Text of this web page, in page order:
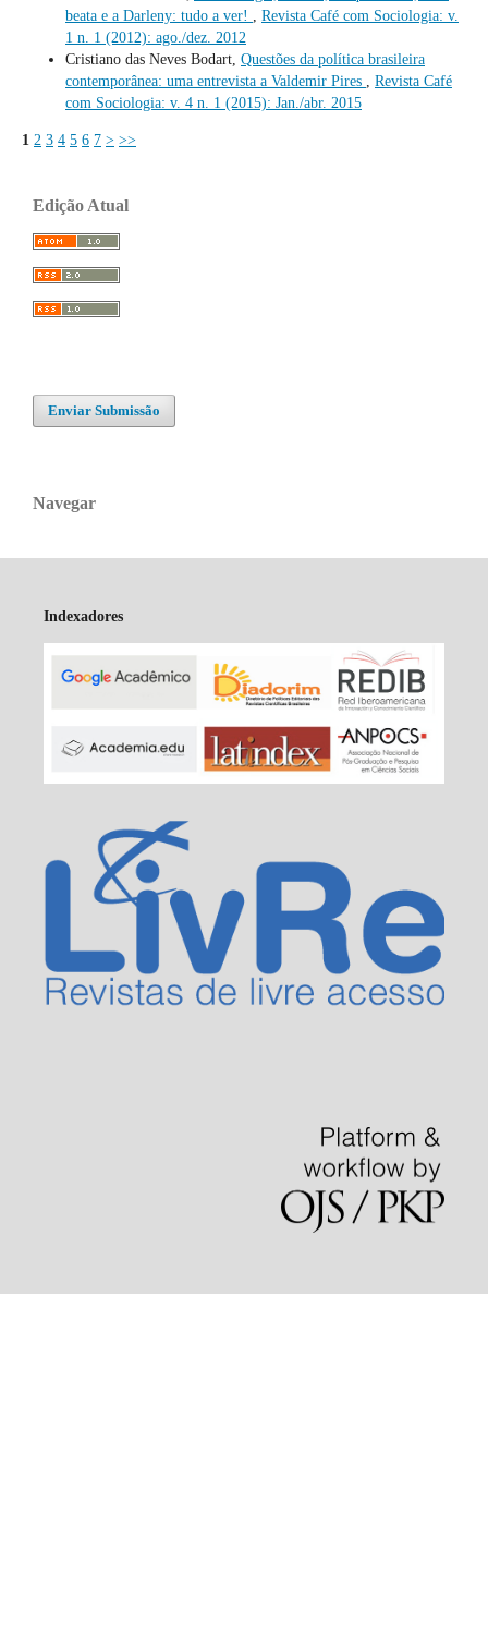
beata e a Darleny: tudo a ver! , Revista Café com Sociologia: v.
1 n. 1 (2012): ago./dez. 2012
Cristiano das Neves Bodart, Questões da política brasileira
contemporânea: uma entrevista a Valdemir Pires , Revista Café
com Sociologia: v. 4 n. 1 (2015): Jan./abr. 2015
1 2 3 4 5 6 7 > >>
Edição Atual
Enviar Submissão
Navegar
Indexadores